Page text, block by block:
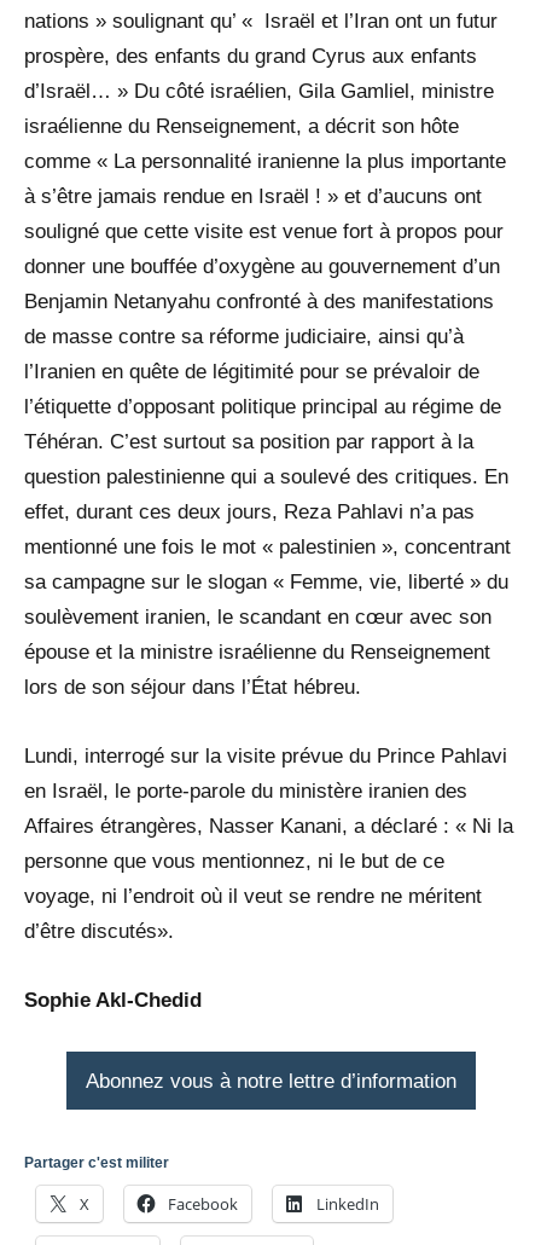
nations » soulignant qu’ « Israël et l’Iran ont un futur
prospère, des enfants du grand Cyrus aux enfants
d’Israël… » Du côté israélien, Gila Gamliel, ministre
israélienne du Renseignement, a décrit son hôte
comme « La personnalité iranienne la plus importante
à s’être jamais rendue en Israël ! » et d’aucuns ont
souligné que cette visite est venue fort à propos pour
donner une bouffée d’oxygène au gouvernement d’un
Benjamin Netanyahu confronté à des manifestations
de masse contre sa réforme judiciaire, ainsi qu’à
l’Iranien en quête de légitimité pour se prévaloir de
l’étiquette d’opposant politique principal au régime de
Téhéran. C’est surtout sa position par rapport à la
question palestinienne qui a soulevé des critiques. En
effet, durant ces deux jours, Reza Pahlavi n’a pas
mentionné une fois le mot « palestinien », concentrant
sa campagne sur le slogan « Femme, vie, liberté » du
soulèvement iranien, le scandant en cœur avec son
épouse et la ministre israélienne du Renseignement
lors de son séjour dans l’État hébreu.
Lundi, interrogé sur la visite prévue du Prince Pahlavi
en Israël, le porte-parole du ministère iranien des
Affaires étrangères, Nasser Kanani, a déclaré : « Ni la
personne que vous mentionnez, ni le but de ce
voyage, ni l’endroit où il veut se rendre ne méritent
d’être discutés».
Sophie Akl-Chedid
Abonnez vous à notre lettre d’information
Partager c'est militer
X Facebook LinkedIn